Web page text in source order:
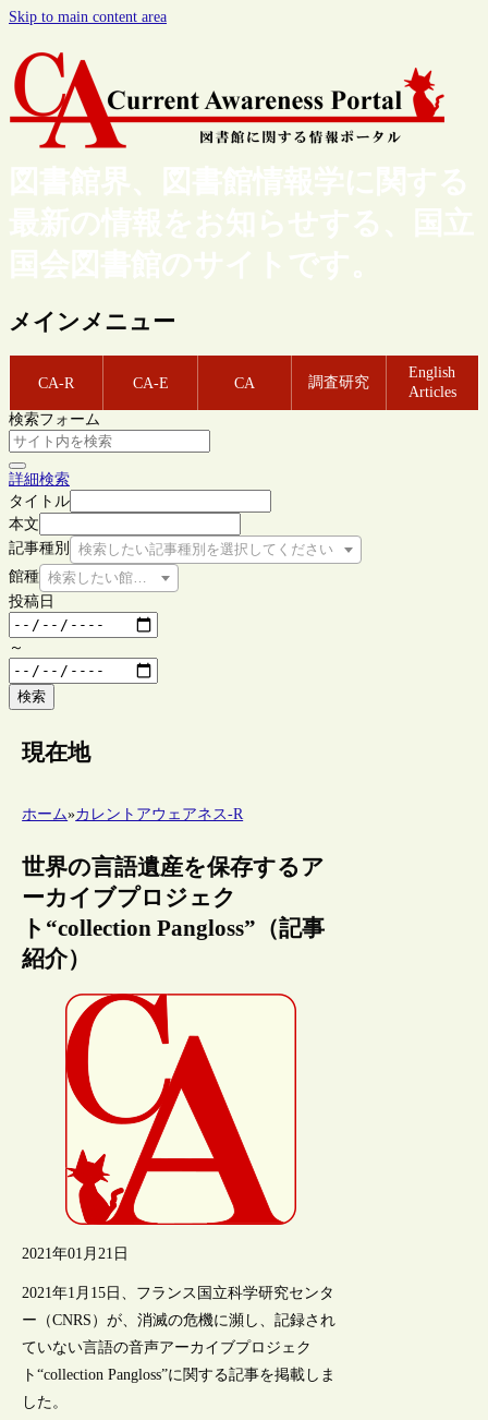
Skip to main content area
図書館界、図書館情報学に関する
最新の情報をお知らせする、国立
国会図書館のサイトです。
メインメニュー
CA-R CA-E CA 調査研究
English
Articles
検索フォーム
詳細検索
タイトル
本文
記事種別
検索したい記事種別を選択してください
館種 検索したい館種を選択してください
投稿日
～
検索
現在地
ホーム»カレントアウェアネス-R
世界の言語遺産を保存するア
ーカイブプロジェク
ト“collection Pangloss”（記事
紹介）
2021年01月21日
2021年1月15日、フランス国立科学研究センタ
ー（CNRS）が、消滅の危機に瀕し、記録され
ていない言語の音声アーカイブプロジェク
ト“collection Pangloss”に関する記事を掲載しま
した。